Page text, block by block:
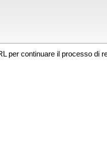
per continuare il processo di